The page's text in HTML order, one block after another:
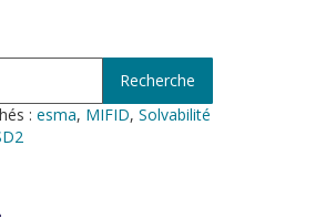
: esma, MIFID, Solvabilité